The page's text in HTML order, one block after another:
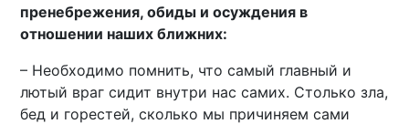
пренебрежения, обиды и осуждения в
отношении наших ближних:
– Необходимо помнить, что самый главный и
лютый враг сидит внутри нас самих. Столько зла,
бед и горестей, сколько мы причиняем сами